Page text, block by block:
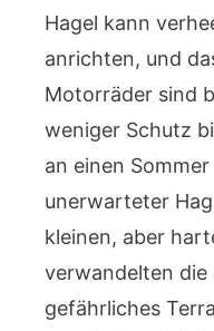
Hagel kann
anrichten, und
Motorräder sind
weniger Schutz
an einen
unerwarteter
kleinen, aber
verwandelten die
gefährliches